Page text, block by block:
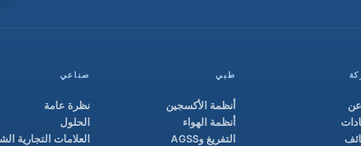
عن
طبي
أنظمة الأكسجين
أنظمة الهواء
التفريغ وAGSS
صناعي
نظرة عامة
الحلول
العلامات التجارية